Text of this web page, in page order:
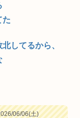
た
してるから、
06/06(土)